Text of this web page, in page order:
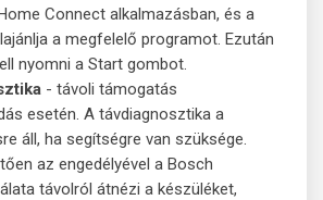
Connect alkalmazásban, és a
a megfelelő programot. Ezután
nyomni a Start gombot.
- távoli támogatás
esetén. A távdiagnosztika a
áll, ha segítségre van szüksége.
az engedélyével a Bosch
távolról átnézi a készüléket,